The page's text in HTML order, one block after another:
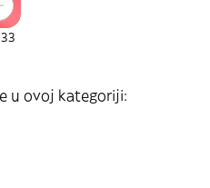
u ovoj kategoriji: